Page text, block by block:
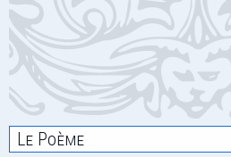
Le Poème